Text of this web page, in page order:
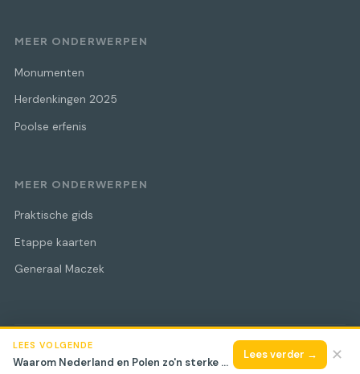
MEER ONDERWERPEN
Monumenten
Herdenkingen 2025
Poolse erfenis
MEER ONDERWERPEN
Praktische gids
Etappe kaarten
Generaal Maczek
© 2026 Maczek Bevrijdingstocht Alle rechten voorbehouden.
LEES VOLGENDE
Waarom Nederland en Polen zo'n sterke band hebben door WOII
Lees verder → ✕